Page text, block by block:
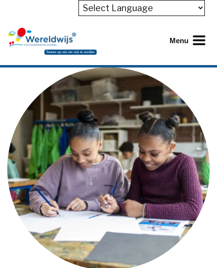
Naar hoofdinhoud
Powered by
Menu